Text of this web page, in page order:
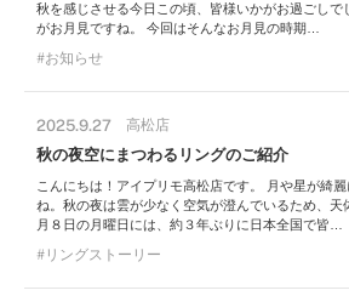
秋を感じさせる今日この頃、皆様いかがお過ごしで
がお月見ですね。 今回はそんなお月見の時期…
お知らせ
2025.9.27 高松店
秋の夜空にまつわるリングのご紹介
こんにちは！アイプリモ高松店です。 月や星が綺
ね。秋の夜は雲が少なく空気が澄んでいるため、天
月８日の月曜日には、約３年ぶりに日本全国で皆…
リングストーリー